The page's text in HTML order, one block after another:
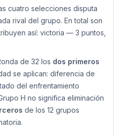
cuatro selecciones disputa
rival del grupo. En total son
así: victoria — 3 puntos,
de 32 los dos primeros
se aplican: diferencia de
del enfrentamiento
H no significa eliminación
de los 12 grupos